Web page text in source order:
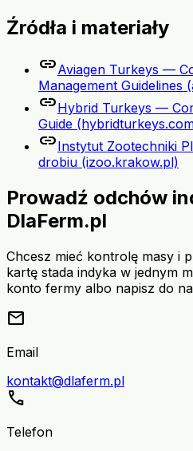
Źródła i materiały
linkAviagen Turkeys —
Management Guidelines
linkHybrid Turkeys —
Guide
linkInstytut Zootechniki
drobiu (izoo.krakow.pl)
Prowadź odchów
DlaFerm.pl
Chcesz mieć kontrolę masy i
kartę stada indyka w jednym
konto fermy albo napisz do
mail
Email
kontakt@dlaferm.pl
call
Telefon